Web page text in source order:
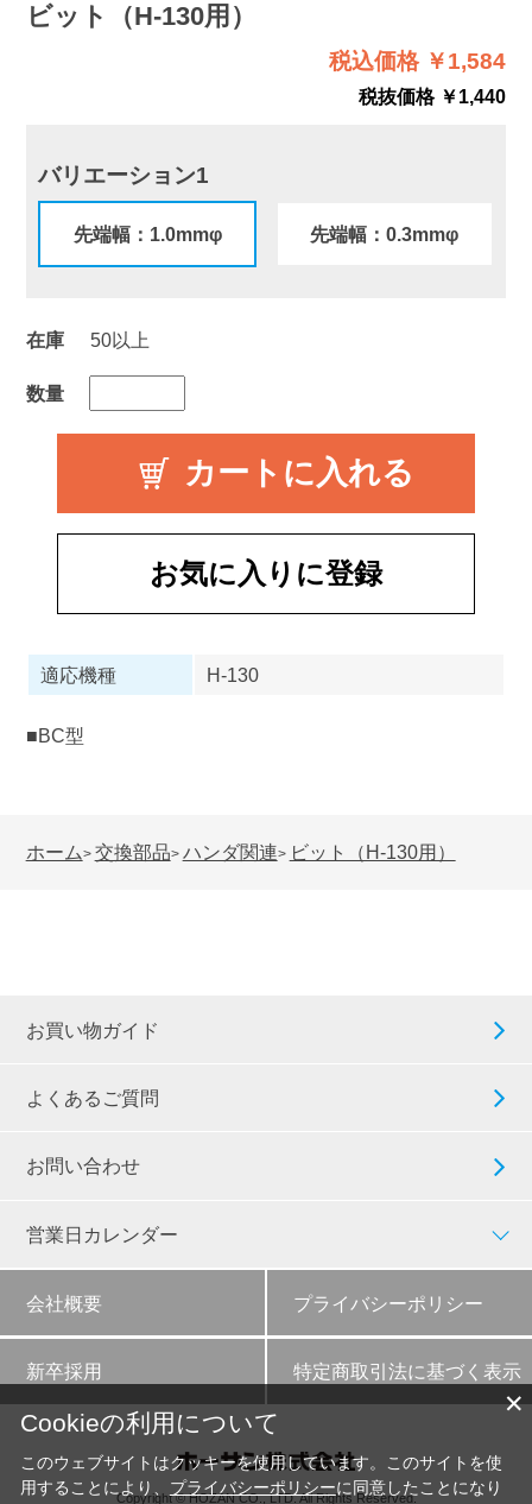
ビット（H-130用）
税込価格 ￥1,584
税抜価格 ￥1,440
バリエーション1
先端幅：1.0mmφ 先端幅：0.3mmφ
在庫 50以上
数量
お気に入りに登録
適応機種 H-130
■BC型
ホーム> 交換部品> ハンダ関連> ビット（H-130用）
お買い物ガイド
よくあるご質問
お問い合わせ
営業日カレンダー
会社概要 プライバシーポリシー
新卒採用 特定商取引法に基づく表示
Copyright © HOZAN CO., LTD. All Rights Reserved.
✕
Cookieの利用について
このウェブサイトはクッキーを使用しています。このサイトを使
用することにより、 プライバシーポリシーに同意したことになり